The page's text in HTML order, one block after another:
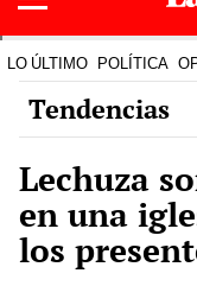
LO ÚLTIMO POLÍTICA
Tendencias
Lechuza
en una
los